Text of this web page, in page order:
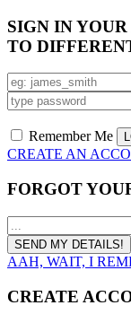
SIGN IN
TO
Remember Me
CREATE AN
FORGOT
AAH, WAIT, I
CREATE